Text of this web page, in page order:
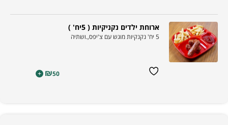
ארוחת ילדים נקניקיות ( 5יח' )
5 יח' נקנקיות מוגש עם צ'יפס,.ושתיה
₪50
+